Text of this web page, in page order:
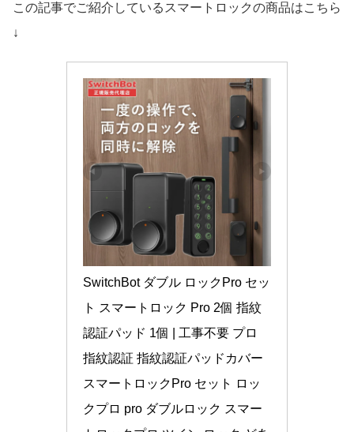
この記事でご紹介しているスマートロックの商品はこちら
↓
SwitchBot ダブル ロックPro セッ
ト スマートロック Pro 2個 指紋
認証パッド 1個 | 工事不要 プロ
指紋認証 指紋認証パッドカバー
スマートロックPro セット ロッ
クプロ pro ダブルロック スマー